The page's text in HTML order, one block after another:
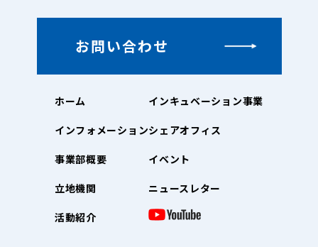
お問い合わせ
ホーム
インフォメーション
事業部概要
立地機関
活動紹介
インキュベーション事業
シェアオフィス
イベント
ニュースレター